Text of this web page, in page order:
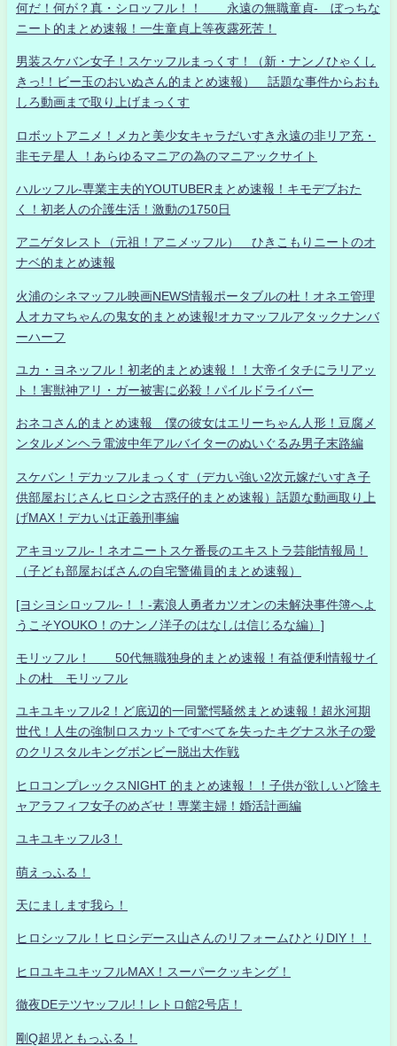
何だ！何が？真・シロッフル！！ 永遠の無職童貞- ぼっちな
ニート的まとめ速報！一生童貞上等夜露死苦！
男装スケバン女子！スケッフルまっくす！（新・ナンノひゃくし
きっ!！ビー玉のおいぬさん的まとめ速報） 話題な事件からおも
しろ動画まで取り上げまっくす
ロボットアニメ！メカと美少女キャラだいすき永遠の非リア充・
非モテ星人 ！あらゆるマニアの為のマニアックサイト
ハルッフル-専業主夫的YOUTUBERまとめ速報！キモデブおた
く！初老人の介護生活！激動の1750日
アニゲタレスト（元祖！アニメッフル） ひきこもりニートのオ
ナベ的まとめ速報
火浦のシネマッフル映画NEWS情報ポータブルの杜！オネエ管理
人オカマちゃんの鬼女的まとめ速報!オカマッフルアタックナンバ
ーハーフ
ユカ・ヨネッフル！初老的まとめ速報！！大帝イタチにラリアッ
ト！害獣神アリ・ガー被害に必殺！パイルドライバー
おネコさん的まとめ速報 僕の彼女はエリーちゃん人形！豆腐メ
ンタルメンヘラ電波中年アルバイターのぬいぐるみ男子末路編
スケバン！デカッフルまっくす（デカい強い2次元嫁だいすき子
供部屋おじさんヒロシ之古惑仔的まとめ速報）話題な動画取り上
げMAX！デカいは正義刑事編
アキヨッフル-！ネオニートスケ番長のエキストラ芸能情報局！
（子ども部屋おばさんの自宅警備員的まとめ速報）
[ヨシヨシロッフル-！！-素浪人勇者カツオンの未解決事件簿へよ
うこそYOUKO！のナンノ洋子のはなしは信じるな編）]
モリッフル！ 50代無職独身的まとめ速報！有益便利情報サイ
トの杜 モリッフル
ユキユキッフル2！ど底辺的一同驚愕騒然まとめ速報！超氷河期
世代！人生の強制ロスカットですべてを失ったキグナス氷子の愛
のクリスタルキングボンビー脱出大作戦
ヒロコンプレックスNIGHT 的まとめ速報！！子供が欲しいど陰キ
ャアラフィフ女子のめざせ！専業主婦！婚活計画編
ユキユキッフル3！
萌えっふる！
天にまします我ら！
ヒロシッフル！ヒロシデース山さんのリフォームひとりDIY！！
ヒロユキユキッフルMAX！スーパークッキング！
徹夜DEテツヤッフル!！レトロ館2号店！
剛Q超児ともっふる！